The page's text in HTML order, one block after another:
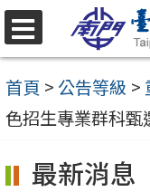
跳
至
主
要
容
選
單
首頁 > 公告等級 >
色招生專業群科甄
最新消息